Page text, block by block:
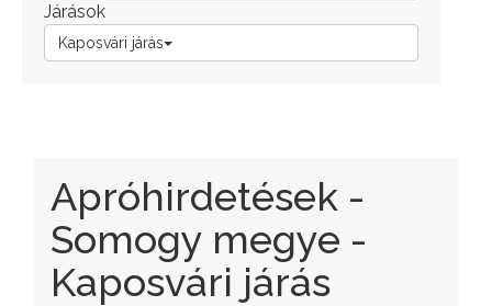
Járások
Kaposvári járás
Apróhirdetések -
Somogy megye -
Kaposvári járás